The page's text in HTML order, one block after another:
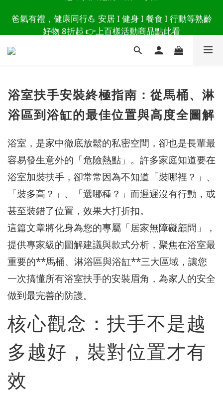
思，找回他的生活主導權
好物 8折起 👉上百樣活動商品點此看
讀懂爸爸總說「不用買」的堅強 👉 3大生活貼心巧
思，找回他的生活主導權
浴室扶手安裝終極指南：從馬桶、淋
浴區到浴缸的最佳位置與高度全圖解
浴室，是家中徹底放鬆的私密空間，卻也是長輩最
容易發生意外的「危險熱點」。許多家庭知道要在
浴室加裝扶手，卻常常因為不知道「裝哪裡？」、
「裝多高？」、「選哪種？」而遲遲沒有行動，或
甚至裝錯了位置，效果大打折扣。
這篇文章將化身為您的專屬「居家無障礙顧問」，
提供專家級的圖解建議與款式分析，聚焦在浴室最
重要的**馬桶、淋浴區與浴缸**三大區域，讓您
一次搞懂所有浴室扶手的安裝眉角，為家人的安全
做到最完善的防護。
核心觀念：扶手不是越
多越好，裝對位置才有
效